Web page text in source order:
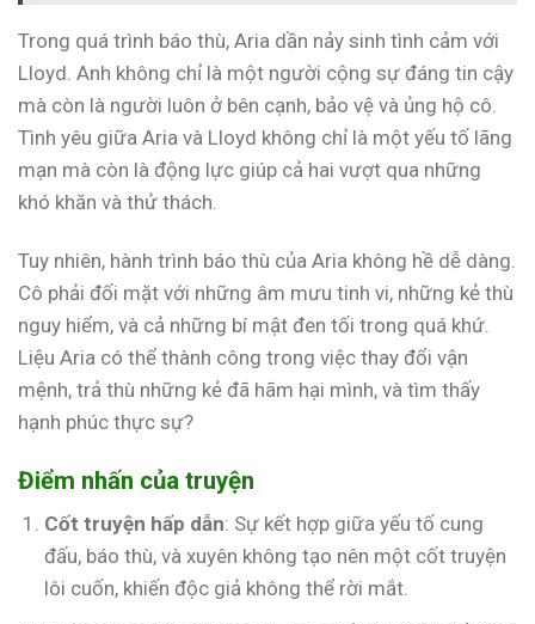
Trong quá trình báo thù, Aria dần nảy sinh tình cảm với
Lloyd. Anh không chỉ là một người cộng sự đáng tin cậy
mà còn là người luôn ở bên cạnh, bảo vệ và ủng hộ cô.
Tình yêu giữa Aria và Lloyd không chỉ là một yếu tố lãng
mạn mà còn là động lực giúp cả hai vượt qua những
khó khăn và thử thách.
Tuy nhiên, hành trình báo thù của Aria không hề dễ dàng.
Cô phải đối mặt với những âm mưu tinh vi, những kẻ thù
nguy hiểm, và cả những bí mật đen tối trong quá khứ.
Liệu Aria có thể thành công trong việc thay đổi vận
mệnh, trả thù những kẻ đã hãm hại mình, và tìm thấy
hạnh phúc thực sự?
Điểm nhấn của truyện
Cốt truyện hấp dẫn: Sự kết hợp giữa yếu tố cung
đấu, báo thù, và xuyên không tạo nên một cốt truyện
lôi cuốn, khiến độc giả không thể rời mắt.